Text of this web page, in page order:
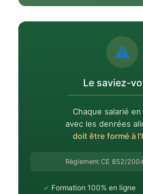
⚠️
Le saviez-
Chaque salarié
avec les denrées
doit être formé à
Règlement CE 852/
✓ Formation 100% en ligne